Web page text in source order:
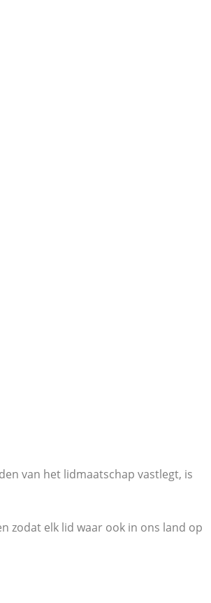
van het lidmaatschap vastlegt, is
zodat elk lid waar ook in ons land op